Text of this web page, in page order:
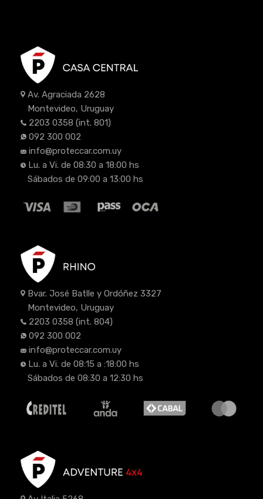
Av. Agraciada 2628
Montevideo, Uruguay
2203 0358 (int. 801)
092 300 002
info@proteccar.com.uy
Lu. a Vi. de 08:30 a 18:00 hs
Sábados de 09:00 a 13:00 hs
Bvar. José Batlle y Ordóñez 3327
Montevideo, Uruguay
2203 0358 (int. 804)
092 300 002
info@proteccar.com.uy
Lu. a Vi. de 08:15 a :18:00 hs
Sábados de 08:30 a 12:30 hs